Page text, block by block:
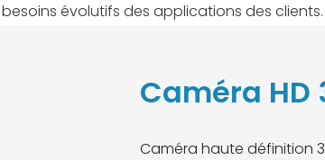
évolutifs des applications des clients.
Caméra HD
Caméra haute définition